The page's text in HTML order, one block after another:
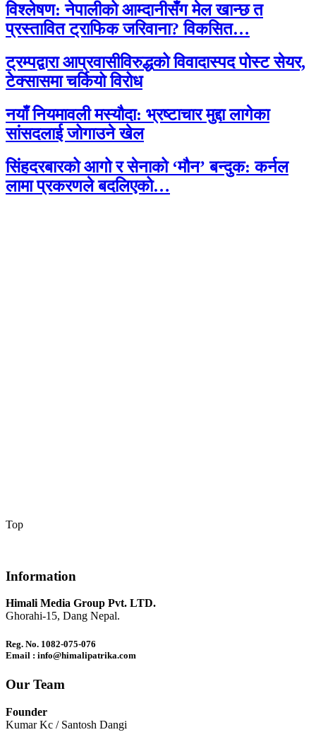
विश्लेषण: नेपालीको आम्दानीसँग मेल खान्छ त
प्रस्तावित ट्राफिक जरिवाना? विकसित…
ट्रम्पद्वारा आप्रवासीविरुद्धको विवादास्पद पोस्ट सेयर,
टेक्सासमा चर्कियो विरोध
नयाँ नियमावली मस्यौदा: भ्रष्टाचार मुद्दा लागेका
सांसदलाई जोगाउने खेल
सिंहदरबारको आगो र सेनाको ‘मौन’ बन्दुक: कर्नल
लामा प्रकरणले बदलिएको…
Top
Information
Himali Media Group Pvt. LTD.
Ghorahi-15, Dang Nepal.
Reg. No. 1082-075-076
Email : info@himalipatrika.com
Our Team
Founder
Kumar Kc / Santosh Dangi